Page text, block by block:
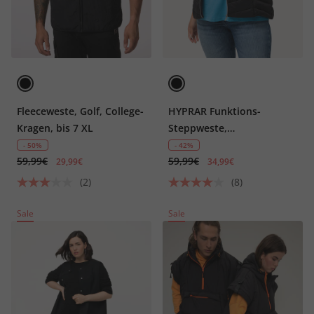
Fleeceweste, Golf, College-
Kragen, bis 7 XL
- 50%
59,99€ 29,99€
(2)
HYPRAR Funktions-
Steppweste,
wasserabweisend,
Zipptaschen
- 42%
59,99€ 34,99€
(8)
Sale Sale